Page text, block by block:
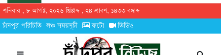
শনিবার , ৮ আগস্ট, ২০২৬ খ্রিষ্টাব্দ , ২৪ শ্রাবণ, ১৪৩৩ বঙ্গাব্দ
চাঁদপুর পরিচিতি লঞ্চ সময়সূচী ফটো ভিডিও